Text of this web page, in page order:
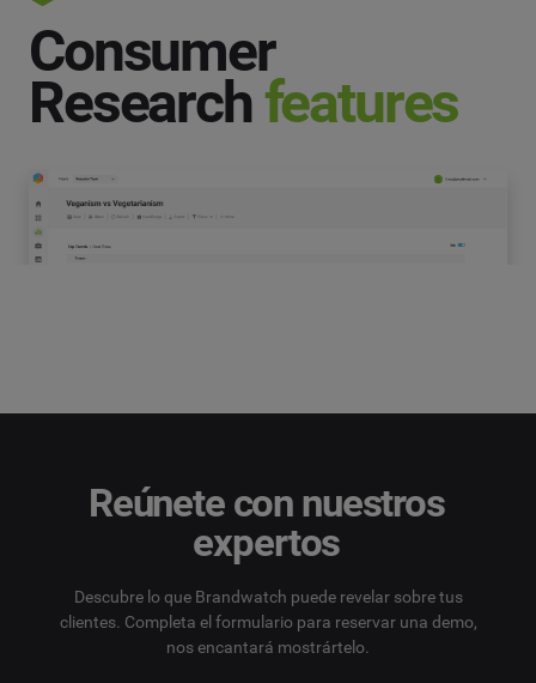
Consumer
Researchfeatures
Reúnete con nuestros
expertos
Descubre lo que Brandwatch puede revelar sobre tus
clientes. Completa el formulario para reservar una demo,
nos encantará mostrártelo.